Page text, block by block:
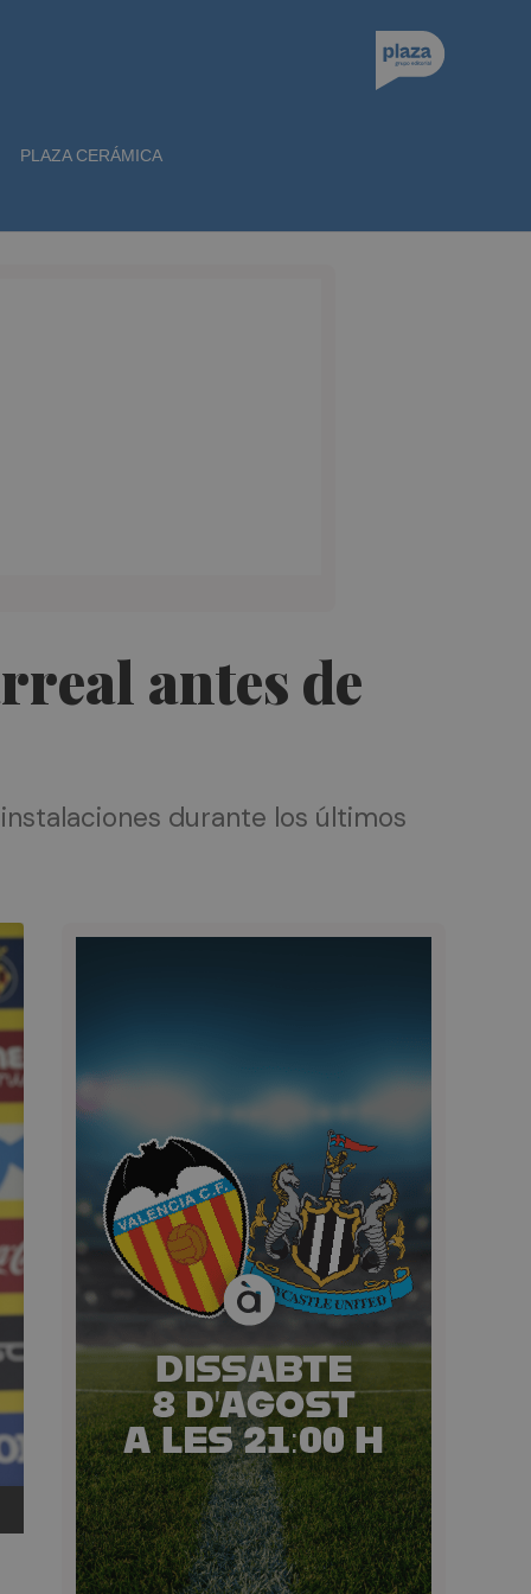
PLAZA CERÁMICA
antes de
durante los últimos